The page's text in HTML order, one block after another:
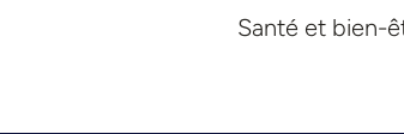
Santé et bien-